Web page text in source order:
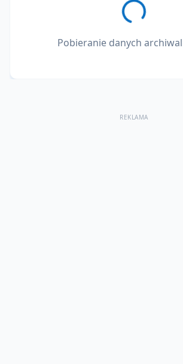
Pobieranie danych
REKLAMA